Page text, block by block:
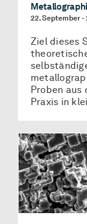
22. September-
Ziel dieses
Proben aus
Praxis in